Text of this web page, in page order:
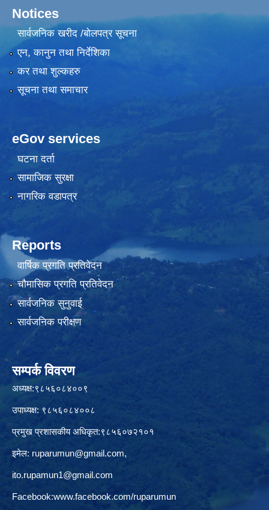
Notices
सार्वजनिक खरीद /बोलपत्र सूचना
एन, कानुन तथा निर्देशिका
कर तथा शुल्कहरु
सूचना तथा समाचार
eGov services
घटना दर्ता
सामाजिक सुरक्षा
नागरिक वडापत्र
Reports
वार्षिक प्रगति प्रतिवेदन
चौमासिक प्रगति प्रतिवेदन
सार्वजनिक सुनुवाई
सार्वजनिक परीक्षण
सम्पर्क विवरण
अध्यक्ष:९८५६०८४००९
उपाध्यक्ष: ९८५६०८४००८
प्रमुख प्रशासकीय अधिकृत:९८५६०७२१०१
इमेल: ruparumun@gmail.com,
ito.rupamun1@gmail.com
Facebook:www.facebook.com/ruparumun